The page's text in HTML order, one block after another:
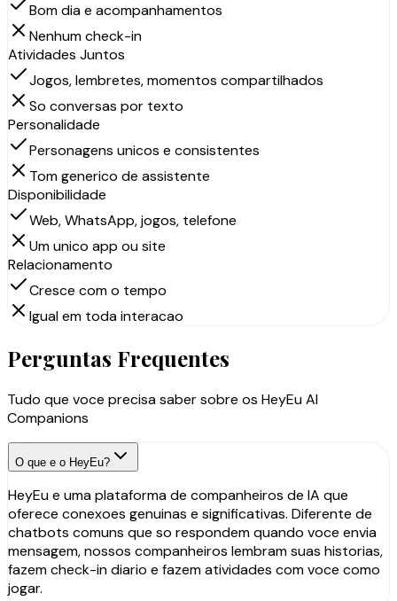
Bom dia e acompanhamentos
Nenhum check-in
Atividades Juntos
Jogos, lembretes, momentos compartilhados
So conversas por texto
Personalidade
Personagens unicos e consistentes
Tom generico de assistente
Disponibilidade
Web, WhatsApp, jogos, telefone
Um unico app ou site
Relacionamento
Cresce com o tempo
Igual em toda interacao
Perguntas Frequentes
Tudo que voce precisa saber sobre os HeyEu AI
Companions
O que e o HeyEu?
HeyEu e uma plataforma de companheiros de IA que
oferece conexoes genuinas e significativas. Diferente de
chatbots comuns que so respondem quando voce envia
mensagem, nossos companheiros lembram suas historias,
fazem check-in diario e fazem atividades com voce como
jogar.